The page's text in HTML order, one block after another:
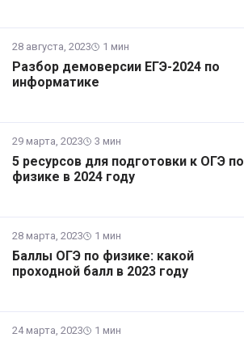
28 августа, 2023 1 мин
Разбор демоверсии ЕГЭ-2024 по
информатике
29 марта, 2023 3 мин
5 ресурсов для подготовки к ОГЭ по
физике в 2024 году
28 марта, 2023 1 мин
Баллы ОГЭ по физике: какой
проходной балл в 2023 году
24 марта, 2023 1 мин